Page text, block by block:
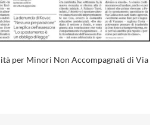
per Minori Non Accompagnati di Via